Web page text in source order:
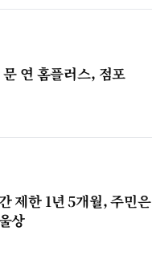
연 홈플러스, 점포
제한 1년 5개월, 주민은
상